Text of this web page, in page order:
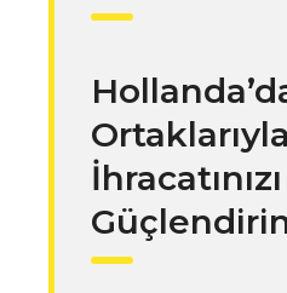
İhracatınızı